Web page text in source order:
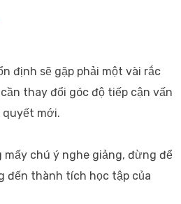
định sẽ gặp phải một vài rắc
thay đổi góc độ tiếp cận vấn
mới.
mấy chú ý nghe giảng, đừng để
đến thành tích học tập của